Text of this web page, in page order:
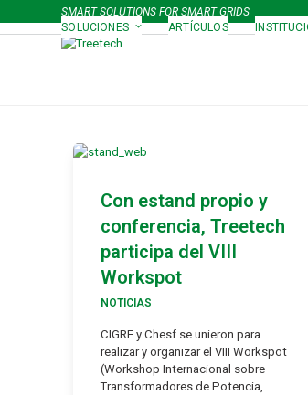
to
SMART SOLUTIONS FOR SMART GRIDS
SOLUCIONES
ARTÍCULOS
Con estand propio y
conferencia, Treetech
participa del VIII
Workspot
NOTICIAS
CIGRE y Chesf se unieron para
realizar y organizar el VIII Workspot
(Workshop Internacional sobre
Transformadores de Potencia,